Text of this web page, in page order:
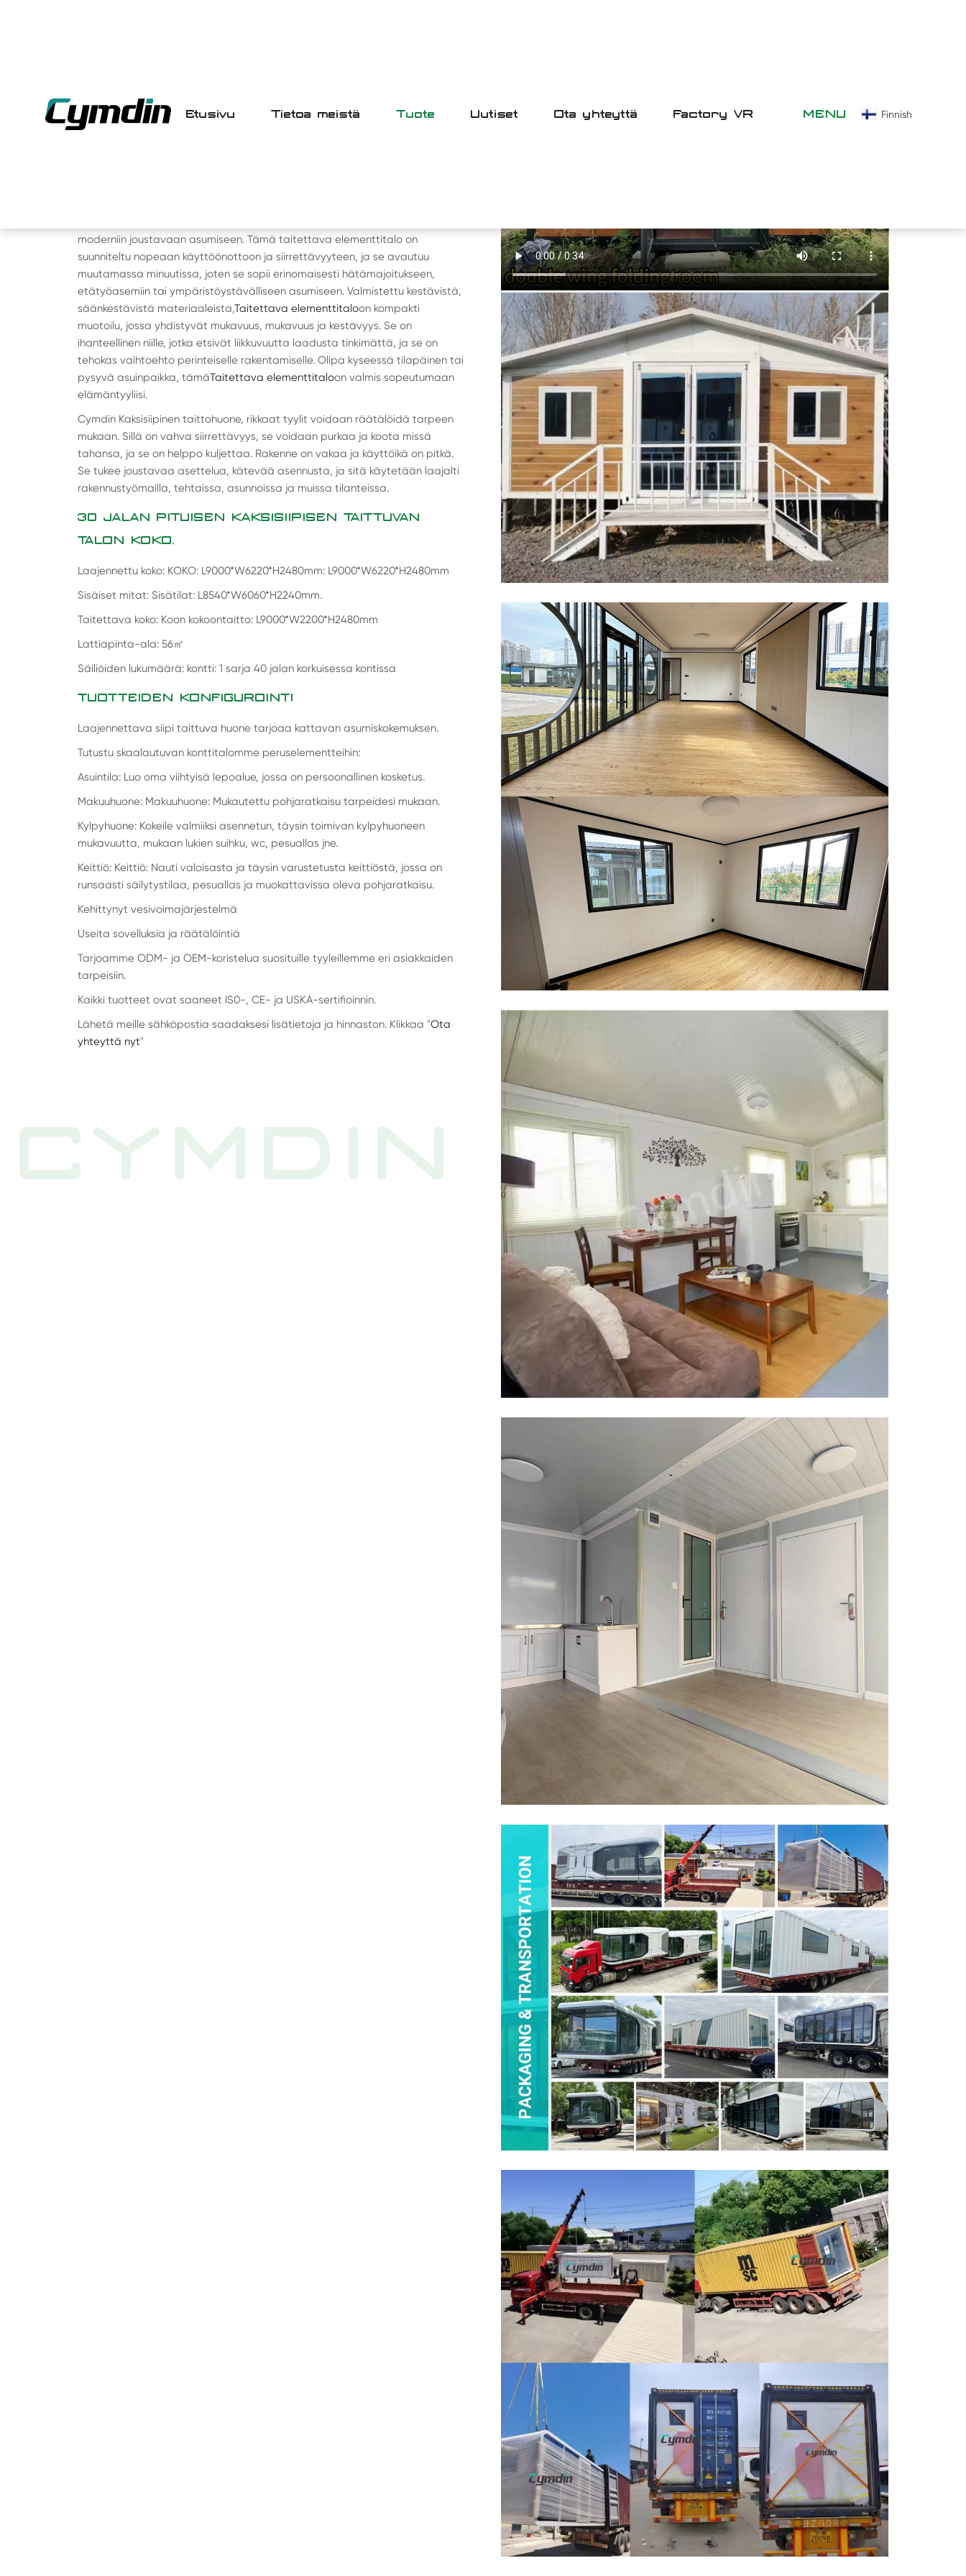
Etusivu Tietoa meistä Tuote Uutiset Ota yhteyttä Factory VR MENU Finnish
moderniin joustavaan asumiseen. Tämä taitettava elementtitalo on
suunniteltu nopeaan käyttöönottoon ja siirrettävyyteen, ja se avautuu
muutamassa minuutissa, joten se sopii erinomaisesti hätämajoitukseen,
etätyöasemiin tai ympäristöystävälliseen asumiseen. Valmistettu kestävistä,
säänkestävistä materiaaleista,Taitettava elementtitaloon kompakti
muotoilu, jossa yhdistyvät mukavuus, mukavuus ja kestävyys. Se on
ihanteellinen niille, jotka etsivät liikkuvuutta laadusta tinkimättä, ja se on
tehokas vaihtoehto perinteiselle rakentamiselle. Olipa kyseessä tilapäinen tai
pysyvä asuinpaikka, tämäTaitettava elementtitaloon valmis sopeutumaan
elämäntyyliisi.
Cymdin Kaksisiipinen taittohuone, rikkaat tyylit voidaan räätälöidä tarpeen
mukaan. Sillä on vahva siirrettävyys, se voidaan purkaa ja koota missä
tahansa, ja se on helppo kuljettaa. Rakenne on vakaa ja käyttöikä on pitkä.
Se tukee joustavaa asettelua, kätevää asennusta, ja sitä käytetään laajalti
rakennustyömailla, tehtaissa, asunnoissa ja muissa tilanteissa.
30 JALAN PITUISEN KAKSISIIPISEN TAITTUVAN
TALON KOKO.
Laajennettu koko: KOKO: L9000*W6220*H2480mm: L9000*W6220*H2480mm
Sisäiset mitat: Sisätilat: L8540*W6060*H2240mm.
Taitettava koko: Koon kokoontaitto: L9000*W2200*H2480mm
Lattiapinta-ala: 56㎡
Säiliöiden lukumäärä: kontti: 1 sarja 40 jalan korkuisessa kontissa
TUOTTEIDEN KONFIGUROINTI
Laajennettava siipi taittuva huone tarjoaa kattavan asumiskokemuksen.
Tutustu skaalautuvan konttitalomme peruselementteihin:
Asuintila: Luo oma viihtyisä lepoalue, jossa on persoonallinen kosketus.
Makuuhuone: Makuuhuone: Mukautettu pohjaratkaisu tarpeidesi mukaan.
Kylpyhuone: Kokeile valmiiksi asennetun, täysin toimivan kylpyhuoneen
mukavuutta, mukaan lukien suihku, wc, pesuallas jne.
Keittiö: Keittiö: Nauti valoisasta ja täysin varustetusta keittiöstä, jossa on
runsaasti säilytystilaa, pesuallas ja muokattavissa oleva pohjaratkaisu.
Kehittynyt vesivoimajärjestelmä
Useita sovelluksia ja räätälöintiä
Tarjoamme ODM- ja OEM-koristelua suosituille tyyleillemme eri asiakkaiden
tarpeisiin.
Kaikki tuotteet ovat saaneet IS0-, CE- ja USKA-sertifioinnin.
Lähetä meille sähköpostia saadaksesi lisätietoja ja hinnaston. Klikkaa "Ota
yhteyttä nyt"